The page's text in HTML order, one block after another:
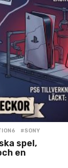
,#SONY
spel,
en